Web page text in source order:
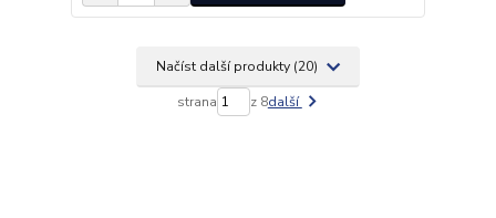
Načíst další produkty (20)
strana z 8další